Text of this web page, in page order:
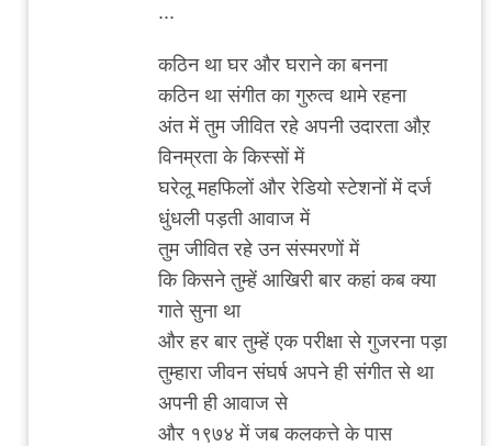
...
कठिन था घर और घराने का बनना
कठिन था संगीत का गुरुत्व थामे रहना
अंत में तुम जीवित रहे अपनी उदारता औऱ
विनम्रता के किस्सों में
घरेलू महफिलों और रेडियो स्टेशनों में दर्ज
धुंधली पड़ती आवाज में
तुम जीवित रहे उन संस्मरणों में
कि किसने तुम्हें आखिरी बार कहां कब क्या
गाते सुना था
और हर बार तुम्हें एक परीक्षा से गुजरना पड़ा
तुम्हारा जीवन संघर्ष अपने ही संगीत से था
अपनी ही आवाज से
और १९७४ में जब कलकत्ते के पास